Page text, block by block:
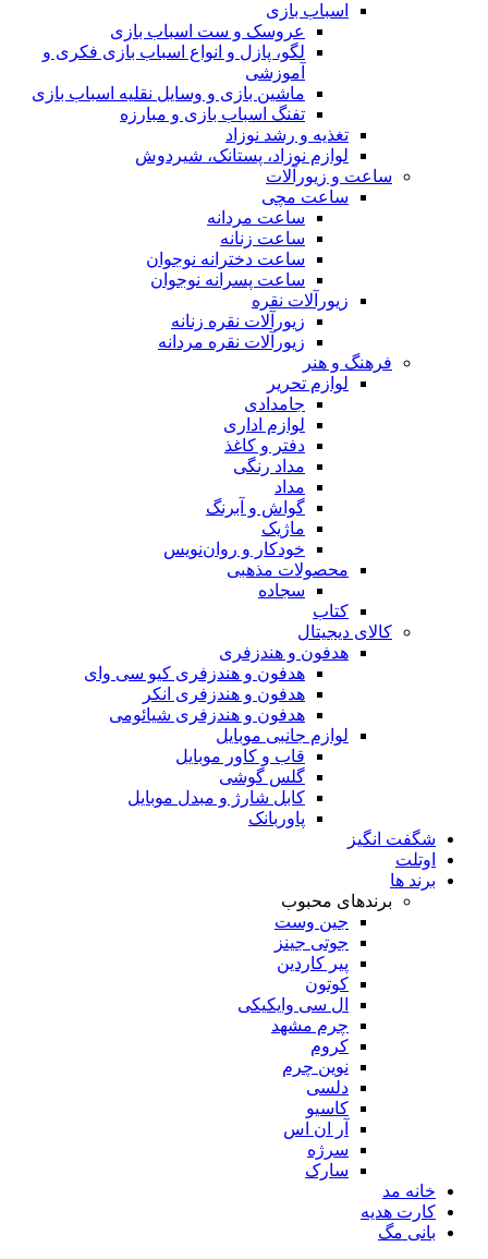
اسباب بازی
عروسک و ست اسباب بازی
لگو، پازل و انواع اسباب بازی فکری و
آموزشی
ماشین بازی و وسایل نقلیه اسباب بازی
تفنگ اسباب بازی و مبارزه
تغذیه و رشد نوزاد
لوازم نوزاد، پستانک، شیردوش
ساعت و زیور‌آلات
ساعت مچی
ساعت مردانه
ساعت زنانه
ساعت دخترانه نوجوان
ساعت پسرانه نوجوان
زیورآلات نقره
زیورآلات نقره زنانه
زیورآلات نقره مردانه
فرهنگ و هنر
لوازم تحریر
جامدادی
لوازم اداری
دفتر و کاغذ
مداد رنگی
مداد
گواش و آبرنگ
ماژیک
خودکار و روان‌نویس
محصولات مذهبی
سجاده
کتاب
کالای دیجیتال
هدفون و هندزفری
هدفون و هندزفری کیو سی وای
هدفون و هندزفری انکر
هدفون و هندزفری شیائومی
لوازم جانبی موبایل
قاب و کاور موبایل
گلس گوشی
کابل شارژ و مبدل موبایل
پاوربانک
شگفت انگیز
اوتلت
برند ها
برندهای محبوب
جین وست
جوتی جینز
پیر کاردین
کوتون
ال سی وایکیکی
چرم مشهد
کروم
نوین چرم
دلسی
کاسیو
آر ان اس
سرژه
سارک
خانه مد
کارت هدیه
بانی مگ